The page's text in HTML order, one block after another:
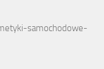
samochodowe-